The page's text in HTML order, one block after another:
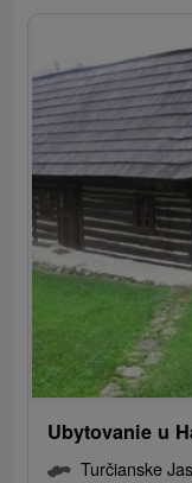
Ubytovanie u
Turčianske